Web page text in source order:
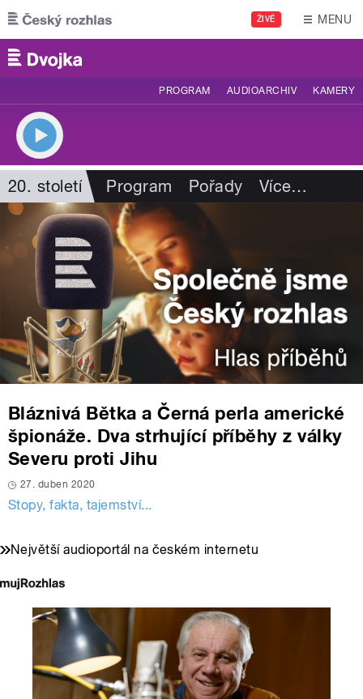
Přejít k hlavnímu obsahu
ŽIVĚ MENU
PROGRAM AUDIOARCHIV KAMERY
20. století Program Pořady Více…
Bláznivá Bětka a Černá perla americké
špionáže. Dva strhující příběhy z války
Severu proti Jihu
27. duben 2020
Stopy, fakta, tajemství...
Největší audioportál na českém internetu